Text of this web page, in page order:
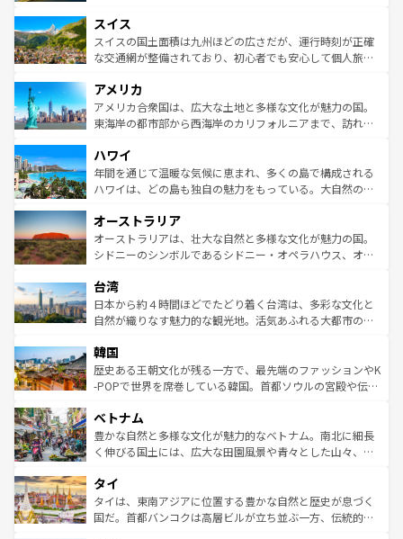
れる地方に足を運ぶとそれぞれで全く異なる文化を体験で
きるだろう。 なお、新着のフランス情報はコンテンツ一覧
を参照してほしい。
は、お酒好きな人にはぜひ体験してほしい。 なお、新着の
ドイツ情報はコンテンツ一覧を参照してほしい。
リアごとに異なる魅力がある。また、優雅なアフタヌーン
ティー、ビール好きにはたまらない英国パブ、サッカー観
戦など、本場だからこそできる体験も豊富。イギリスを旅
ンツ一覧を参照してほしい。
スイス
スイスの国土面積は九州ほどの広さだが、運行時刻が正確
な交通網が整備されており、初心者でも安心して個人旅行
の建物がそのまま残る町や、スイスならではのユニークな
博物館もあり、アルプス観光だけでなく町歩きも満喫する
ことができる。国民の所得が高いため物価も高いが、旅行
ば市内交通費無料で観光を楽しむこともできる。 なお、新
着のスイス情報はコンテンツ一覧 を参照してほしい。
アメリカ
アメリカ合衆国は、広大な土地と多様な文化が魅力の国。
東海岸の都市部から西海岸のカリフォルニアまで、訪れる
のような巨大都市は、観光、ショッピング、エンターテイ
ンメントが詰まった刺激的なスポットだ。一方、アメリカ
西部には大自然が広がり、グランドキャニオンやイエロー
部のニューオーリンズでは、音楽と美食が融合した独特の
文化が魅力。旅行者はアメリカの各地域で異なる魅力を楽
しみながら、その多様性と豊かな歴史を感じることができ
ならではの贅沢な旅のスタイルだ。 なお、新着のアメリカ
情報はコンテンツ一覧を参照してほしい。
ハワイ
年間を通じて温暖な気候に恵まれ、多くの島で構成される
ハワイは、どの島も独自の魅力をもっている。大自然の神
ワイ島は見逃せない。また、定番の観光地といえばオアフ
島だが、静かな自然を求めるならマウイ島やカウアイ島が
おすすめ。エメラルドグリーンに輝く海をはじめ、豊かな
れるおもてなしの心で訪れる人々を迎えてくれるハワイの
人々、おいしいローカルフードやハワイアンミュージッ
ク、伝統的なフラダンスなど、すべてがハワイの魅力を彩
ワイを、存分に味わってほしい。 なお、新着のハワイ情報
はコンテンツ一覧を参照してほしい。
オーストラリア
オーストラリアは、壮大な自然と多様な文化が魅力の国。
シドニーのシンボルであるシドニー・オペラハウス、オー
リアリーフや大陸中央部にそびえるウルル（エアーズロッ
ク）、タスマニアの美しい原生林やケアンズの熱帯雨林な
ど、見どころがたくさん。また、カフェやワイン、オージ
いる。アクティビティも充実しており、サーフィンやダイ
ビング、ハイキングなど、アウトドア好きにはたまらな
い。オーストラリアの多彩な魅力を存分に味わいつくそ
参照してほしい。
台湾
日本から約４時間ほどでたどり着く台湾は、多彩な文化と
自然が織りなす魅力的な観光地。活気あふれる大都市の台
ン）、静ひつな山岳地帯である台湾東部など、都市の喧騒
と山間の静けさが共存しており、訪れる人に新しい発見と
驚きをもたらしてくれる。また、奥深い台湾の食文化も魅
容にもいいと評判のスイーツなど、バラエティ豊かな料理
が味わえる。 なお、新着の台湾情報は コンテンツ一覧を参
照してほしい。
韓国
歴史ある王朝文化が残る一方で、最先端のファッションやK
-POPで世界を席巻している韓国。首都ソウルの宮殿や伝統
き、地方に足を延ばせば四季折々の自然美を楽しむことが
できる。そして、キムチや焼肉、絶品のストリートフード
まで、さまざまな韓国料理が待っている。夜には、韓国な
リティに包まれながら、韓国の多彩な魅力を心ゆくまで味
わってみてほしい。 なお、新着の韓国情報はコンテンツ一
覧を参照してほしい。
ベトナム
豊かな自然と多様な文化が魅力的なベトナム。南北に細長
く伸びる国土には、広大な田園風景や青々とした山々、世
急速な発展と共に伝統が息づく。ハノイの古い町並みやホ
ーチミン市のフランス統治時代の建物も、独特の雰囲気を
醸し出している。また、バラエティの豊かさとおいしさで
タイ
タイは、東南アジアに位置する豊かな自然と歴史が息づく
国だ。首都バンコクは高層ビルが立ち並ぶ一方、伝統的な